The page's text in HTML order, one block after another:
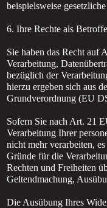
beispielsweise
6. Ihre Rechte als
Sie haben das Recht auf
Verarbeitung,
bezüglich der
hierzu ergeben sich aus
Grundverordnung (EU
Sofern Sie nach Art. 21
Verarbeitung Ihrer
nicht mehr verarbeiten,
Gründe für die
Rechten und Freiheiten
Geltendmachung,
Die Ausübung Ihres